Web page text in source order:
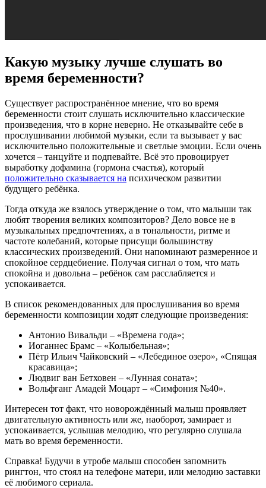
Какую музыку лучше слушать во
время беременности?
Существует распространённое мнение, что во время
беременности стоит слушать исключительно классические
произведения, что в корне неверно. Не отказывайте себе в
прослушивании любимой музыки, если та вызывает у вас
исключительно положительные и светлые эмоции. Если очень
хочется – танцуйте и подпевайте. Всё это провоцирует
выработку дофамина (гормона счастья), который
положительно сказывается на психическом развитии
будущего ребёнка.
Тогда откуда же взялось утверждение о том, что малыши так
любят творения великих композиторов? Дело вовсе не в
музыкальных предпочтениях, а в тональности, ритме и
частоте колебаний, которые присущи большинству
классических произведений. Они напоминают размеренное и
спокойное сердцебиение. Получая сигнал о том, что мать
спокойна и довольна – ребёнок сам расслабляется и
успокаивается.
В список рекомендованных для прослушивания во время
беременности композиции ходят следующие произведения:
Антонио Вивальди – «Времена года»;
Иоганнес Брамс – «Колыбельная»;
Пётр Ильич Чайковский – «Лебединое озеро», «Спящая
красавица»;
Людвиг ван Бетховен – «Лунная соната»;
Вольфганг Амадей Моцарт – «Симфония №40».
Интересен тот факт, что новорождённый малыш проявляет
двигательную активность или же, наоборот, замирает и
успокаивается, услышав мелодию, что регулярно слушала
мать во время беременности.
Справка! Будучи в утробе малыш способен запомнить
рингтон, что стоял на телефоне матери, или мелодию заставки
её любимого сериала.